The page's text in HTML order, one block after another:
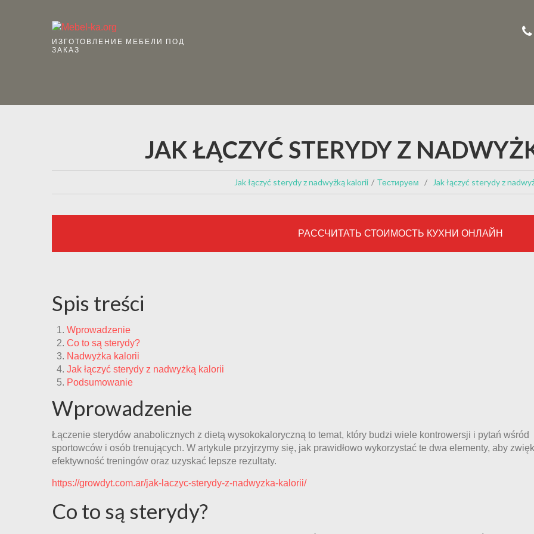
ИЗГОТОВЛЕНИЕ МЕБЕЛИ ПОД
ЗАКАЗ
JAK ŁĄCZYĆ STERYDY Z
Jak łączyć sterydy z nadwyżką kalorii Тестируем Jak łączyć sterydy z
РАССЧИТАТЬ СТОИМОСТЬ КУХНИ ОНЛАЙН
Spis treści
Wprowadzenie
Co to są sterydy?
Nadwyżka kalorii
Jak łączyć sterydy z nadwyżką kalorii
Podsumowanie
Wprowadzenie
Łączenie sterydów anabolicznych z dietą wysokokaloryczną to temat, który budzi wiele kontrowersji i pytań wśród
sportowców i osób trenujących. W artykule przyjrzymy się, jak prawidłowo wykorzystać te dwa elementy, aby
efektywność treningów oraz uzyskać lepsze rezultaty.
https://growdyt.com.ar/jak-laczyc-sterydy-z-nadwyzka-kalorii/
Co to są sterydy?
Шкаф